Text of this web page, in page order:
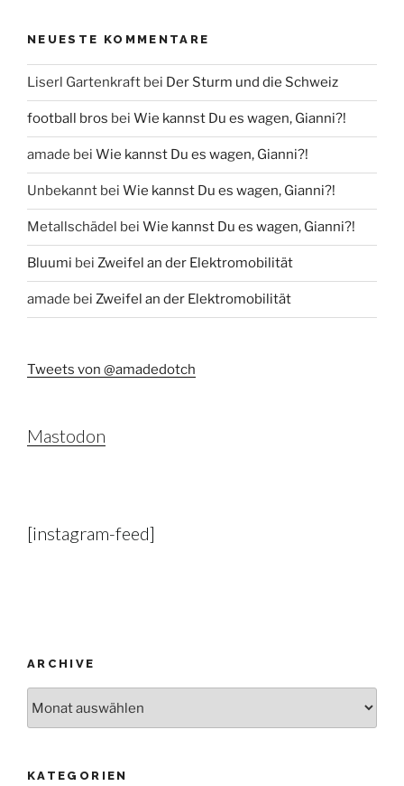
NEUESTE KOMMENTARE
Liserl Gartenkraft bei Der Sturm und die Schweiz
football bros bei Wie kannst Du es wagen, Gianni?!
amade bei Wie kannst Du es wagen, Gianni?!
Unbekannt bei Wie kannst Du es wagen, Gianni?!
Metallschädel bei Wie kannst Du es wagen, Gianni?!
Bluumi bei Zweifel an der Elektromobilität
amade bei Zweifel an der Elektromobilität
Tweets von @amadedotch
Mastodon
[instagram-feed]
ARCHIVE
KATEGORIEN